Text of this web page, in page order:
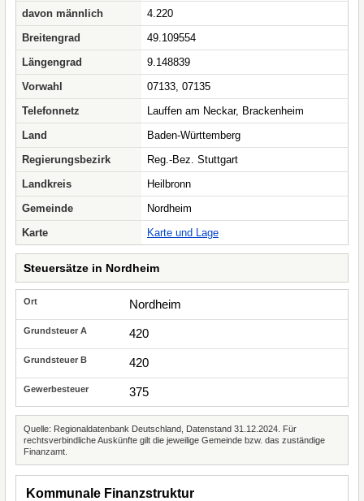
davon männlich
4.220
Breitengrad
49.109554
Längengrad
9.148839
Vorwahl
07133, 07135
Telefonnetz
Lauffen am Neckar, Brackenheim
Land
Baden-Württemberg
Regierungsbezirk
Reg.-Bez. Stuttgart
Landkreis
Heilbronn
Gemeinde
Nordheim
Karte
Karte und Lage
Steuersätze in Nordheim
Nordheim
420
420
375
Quelle: Regionaldatenbank Deutschland, Datenstand 31.12.2024. Für
rechtsverbindliche Auskünfte gilt die jeweilige Gemeinde bzw. das zuständige
Finanzamt.
Kommunale Finanzstruktur